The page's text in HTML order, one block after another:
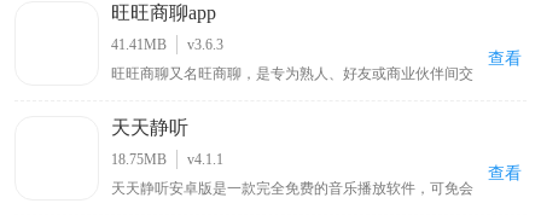
用抖音账号登录app后，只需用自然语言在即梦AI最新版
上描述自己的想法，便能迅速捕捉并理解，然后挥洒创意
生成图片。如果对生成的图片不满意，用户还可以利用内
置的编辑功能进行微调，让创意更加完美。
旺旺商聊app
41.41MB
v3.6.3
旺旺商聊又名旺商聊，是专为熟人、好友或商业伙伴间交
私数据不泄露，还能加密聊天信息防止第三方无关者看
到，自推出以来受到无数好评，适合有私密交流需求的人
群使用
查看
天天静听
18.75MB
v4.1.1
天天静听安卓版是一款完全免费的音乐播放软件，可免会
查看